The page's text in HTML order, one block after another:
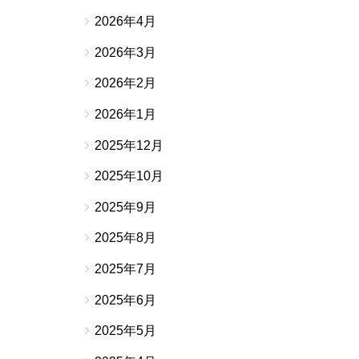
2026年4月
2026年3月
2026年2月
2026年1月
2025年12月
2025年10月
2025年9月
2025年8月
2025年7月
2025年6月
2025年5月